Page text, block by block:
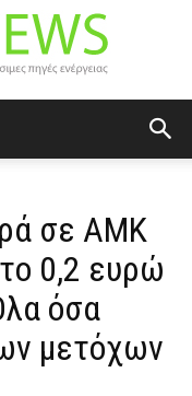
σε ΑΜΚ
0,2 ευρώ
όσα
μετόχων